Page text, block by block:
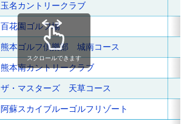
玉名カントリークラブ
百花園ゴルフ場
熊本ゴルフ倶樂部 城南コース
熊本南カントリークラブ
ザ・マスターズ 天草コース
阿蘇スカイブルーゴルフリゾート
スクロールできます